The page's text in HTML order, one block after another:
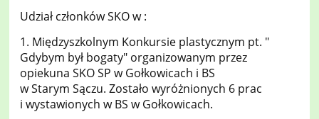
Udział członków SKO w :
1. Międzyszkolnym Konkursie plastycznym pt. "
Gdybym był bogaty" organizowanym przez
opiekuna SKO SP w Gołkowicach i BS
w Starym Sączu. Zostało wyróżnionych 6 prac
i wystawionych w BS w Gołkowicach.